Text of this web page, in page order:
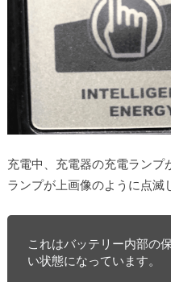
充電中、充電器の充電ランプ
ランプが上画像のように点滅
これはバッテリー内部の
い状態になっています。